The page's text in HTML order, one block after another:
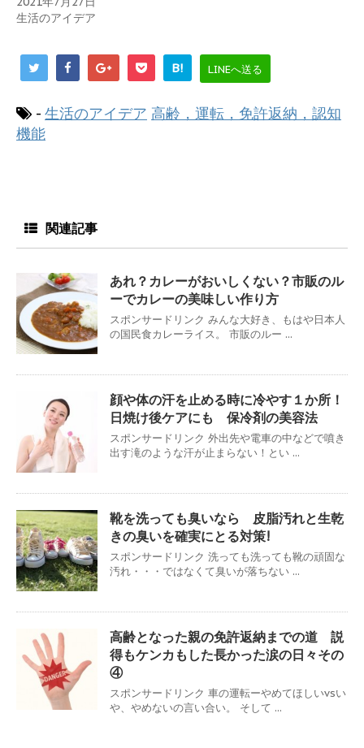
生活のアイデア
B! LINEへ送る
- 生活のアイデア 高齢，運転，免許返納，認知
機能
関連記事
あれ？カレーがおいしくない？市販のル
ーでカレーの美味しい作り方
スポンサードリンク みんな大好き、もはや日本人
の国民食カレーライス。 市販のルー ...
顔や体の汗を止める時に冷やす１か所！
日焼け後ケアにも 保冷剤の美容法
スポンサードリンク 外出先や電車の中などで噴き
出す滝のような汗が止まらない！とい ...
靴を洗っても臭いなら 皮脂汚れと生乾
きの臭いを確実にとる対策!
スポンサードリンク 洗っても洗っても靴の頑固な
汚れ・・・ではなくて臭いが落ちない ...
高齢となった親の免許返納までの道 説
得もケンカもした長かった涙の日々その
④
スポンサードリンク 車の運転ーやめてほしいvsい
や、やめないの言い合い。 そして ...